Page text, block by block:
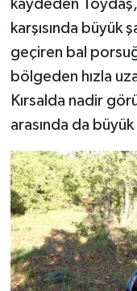
kaydeden Toydaş,
karşısında büyük
geçiren bal
bölgeden hızla
Kırsalda nadir
arasında da